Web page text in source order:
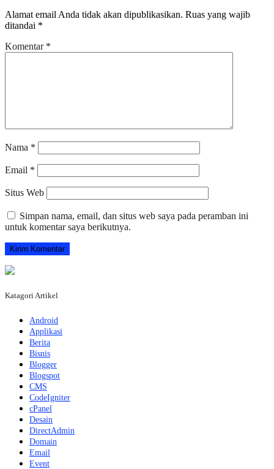
Alamat email Anda tidak akan dipublikasikan. Ruas yang wajib
ditandai *
Komentar *
Nama *
Email *
Situs Web
Simpan nama, email, dan situs web saya pada peramban ini
untuk komentar saya berikutnya.
Katagori Artikel
Android
Applikasi
Berita
Bisnis
Blogger
Blogspot
CMS
CodeIgniter
cPanel
Desain
DirectAdmin
Domain
Email
Event